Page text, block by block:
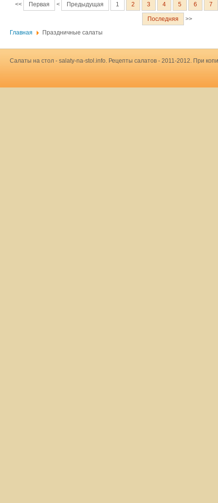
<< Первая < Предыдущая 1 2 3 4 5 6 7
Последняя
>>
Главная
Праздничные салаты
Салаты на стол - salaty-na-stol.info. Рецепты салатов - 2011-2012. При